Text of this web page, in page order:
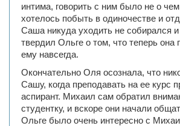
интима, говорить с ним было не о
хотелось побыть в одиночестве и
Саша никуда уходить не собирался и
твердил Ольге о том, что теперь она
ему навсегда.
Окончательно Оля осознала, что
Сашу, когда преподавать на ее курс
аспирант. Михаил сам обратил
студентку, и вскоре они начали
Ольге было очень интересно с